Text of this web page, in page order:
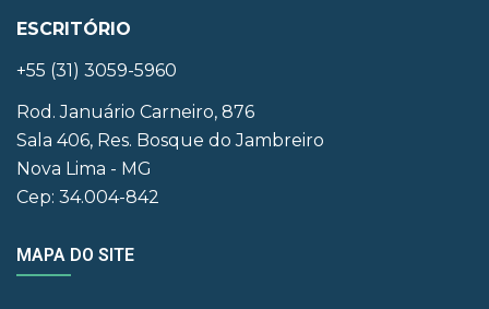
ESCRITÓRIO
+55 (31) 3059-5960
Rod. Januário Carneiro, 876
Sala 406, Res. Bosque do Jambreiro
Nova Lima - MG
Cep: 34.004-842
MAPA DO SITE